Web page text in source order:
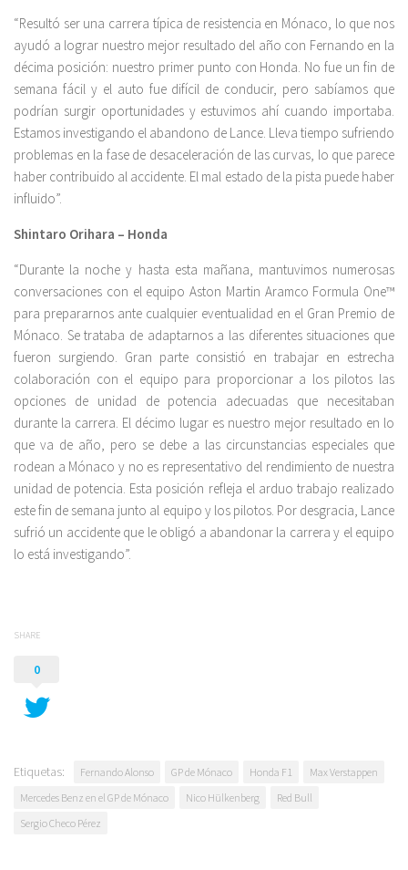
“Resultó ser una carrera típica de resistencia en Mónaco, lo que nos
ayudó a lograr nuestro mejor resultado del año con Fernando en la
décima posición: nuestro primer punto con Honda. No fue un fin de
semana fácil y el auto fue difícil de conducir, pero sabíamos que
podrían surgir oportunidades y estuvimos ahí cuando importaba.
Estamos investigando el abandono de Lance. Lleva tiempo sufriendo
problemas en la fase de desaceleración de las curvas, lo que parece
haber contribuido al accidente. El mal estado de la pista puede haber
influido”.
Shintaro Orihara – Honda
“Durante la noche y hasta esta mañana, mantuvimos numerosas
conversaciones con el equipo Aston Martin Aramco Formula One™
para prepararnos ante cualquier eventualidad en el Gran Premio de
Mónaco. Se trataba de adaptarnos a las diferentes situaciones que
fueron surgiendo. Gran parte consistió en trabajar en estrecha
colaboración con el equipo para proporcionar a los pilotos las
opciones de unidad de potencia adecuadas que necesitaban
durante la carrera. El décimo lugar es nuestro mejor resultado en lo
que va de año, pero se debe a las circunstancias especiales que
rodean a Mónaco y no es representativo del rendimiento de nuestra
unidad de potencia. Esta posición refleja el arduo trabajo realizado
este fin de semana junto al equipo y los pilotos. Por desgracia, Lance
sufrió un accidente que le obligó a abandonar la carrera y el equipo
lo está investigando”.
SHARE
0
Etiquetas: Fernando Alonso GP de Mónaco Honda F1
Max Verstappen
Mercedes Benz en el GP de Mónaco
Nico Hülkenberg
Red Bull
Sergio Checo Pérez